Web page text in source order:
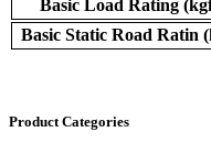
Basic Load Rating
Basic Static Road Ratin
Product Categories